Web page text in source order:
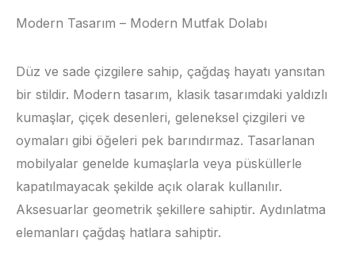
Modern Tasarım – Modern Mutfak Dolabı
Düz ve sade çizgilere sahip, çağdaş hayatı yansıtan
bir stildir. Modern tasarım, klasik tasarımdaki yaldızlı
kumaşlar, çiçek desenleri, geleneksel çizgileri ve
oymaları gibi öğeleri pek barındırmaz. Tasarlanan
mobilyalar genelde kumaşlarla veya püsküllerle
kapatılmayacak şekilde açık olarak kullanılır.
Aksesuarlar geometrik şekillere sahiptir. Aydınlatma
elemanları çağdaş hatlara sahiptir.